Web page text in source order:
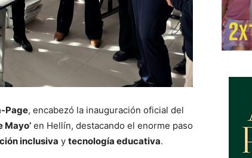
Page, encabezó la inauguración oficial del
Mayo’ en Hellín, destacando el enorme paso
inclusiva y tecnología educativa.